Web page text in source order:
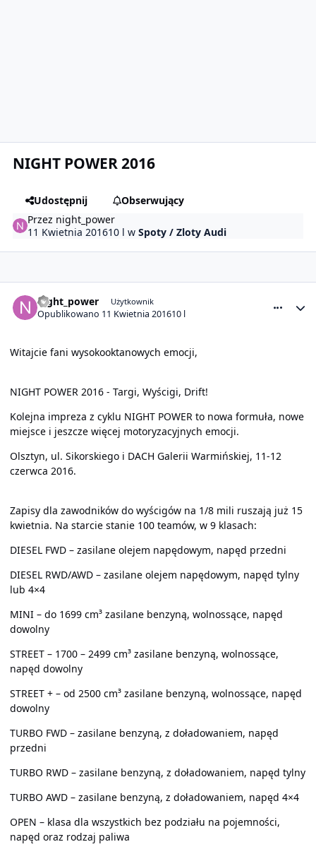
NIGHT POWER 2016
Udostępnij
Obserwujący
Przez night_power
11 Kwietnia 201610 lwSpoty / Zloty Audi
night_power Użytkownik
Opublikowano 11 Kwietnia 201610 l
Witajcie fani wysokooktanowych emocji,
NIGHT POWER 2016 - Targi, Wyścigi, Drift!
Kolejna impreza z cyklu NIGHT POWER to nowa formuła, nowe
miejsce i jeszcze więcej motoryzacyjnych emocji.
Olsztyn, ul. Sikorskiego i DACH Galerii Warmińskiej, 11-12
czerwca 2016.
Zapisy dla zawodników do wyścigów na 1/8 mili ruszają już 15
kwietnia. Na starcie stanie 100 teamów, w 9 klasach:
DIESEL FWD – zasilane olejem napędowym, napęd przedni
DIESEL RWD/AWD – zasilane olejem napędowym, napęd tylny
lub 4×4
MINI – do 1699 cm³ zasilane benzyną, wolnossące, napęd
dowolny
STREET – 1700 – 2499 cm³ zasilane benzyną, wolnossące,
napęd dowolny
STREET + – od 2500 cm³ zasilane benzyną, wolnossące, napęd
dowolny
TURBO FWD – zasilane benzyną, z doładowaniem, napęd
przedni
TURBO RWD – zasilane benzyną, z doładowaniem, napęd tylny
TURBO AWD – zasilane benzyną, z doładowaniem, napęd 4×4
OPEN – klasa dla wszystkich bez podziału na pojemności,
napęd oraz rodzaj paliwa